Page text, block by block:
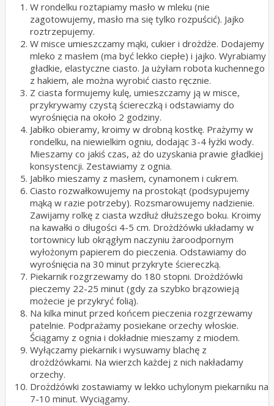
W rondelku roztapiamy masło w mleku (nie
zagotowujemy, masło ma się tylko rozpuścić). Jajko
roztrzepujemy.
W misce umieszczamy mąki, cukier i drożdże. Dodajemy
mleko z masłem (ma być lekko ciepłe) i jajko. Wyrabiamy
gładkie, elastyczne ciasto. Ja użyłam robota kuchennego
z hakiem, ale można wyrobić ciasto ręcznie.
Z ciasta formujemy kulę, umieszczamy ją w misce,
przykrywamy czystą ściereczką i odstawiamy do
wyrośnięcia na około 2 godziny.
Jabłko obieramy, kroimy w drobną kostkę. Prażymy w
rondelku, na niewielkim ogniu, dodając 3-4 łyżki wody.
Mieszamy co jakiś czas, aż do uzyskania prawie gładkiej
konsystencji. Zestawiamy z ognia.
Jabłko mieszamy z masłem, cynamonem i cukrem.
Ciasto rozwałkowujemy na prostokąt (podsypujemy
mąką w razie potrzeby). Rozsmarowujemy nadzienie.
Zawijamy rolkę z ciasta wzdłuż dłuższego boku. Kroimy
na kawałki o długości 4-5 cm. Drożdżówki układamy w
tortownicy lub okrągłym naczyniu żaroodpornym
wyłożonym papierem do pieczenia. Odstawiamy do
wyrośnięcia na 30 minut przykryte ściereczką.
Piekarnik rozgrzewamy do 180 stopni. Drożdżówki
pieczemy 22-25 minut (gdy za szybko brązowieją
możecie je przykryć folią).
Na kilka minut przed końcem pieczenia rozgrzewamy
patelnie. Podprażamy posiekane orzechy włoskie.
Ściągamy z ognia i dokładnie mieszamy z miodem.
Wyłączamy piekarnik i wysuwamy blachę z
drożdżówkami. Na wierzch każdej z nich nakładamy
orzechy.
Drożdżówki zostawiamy w lekko uchylonym piekarniku na
7-10 minut. Wyciągamy.